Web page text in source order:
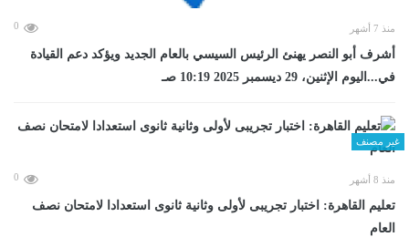
منذ 7 أشهر 0
أشرف أبو النصر يهنئ الرئيس السيسي بالعام الجديد ويؤكد دعم القيادة
في...اليوم الإثنين، 29 ديسمبر 2025 10:19 صـ
غير مصنف
منذ 8 أشهر 0
تعليم القاهرة: اختبار تجريبى لأولى وثانية ثانوى استعدادا لامتحان نصف
العام